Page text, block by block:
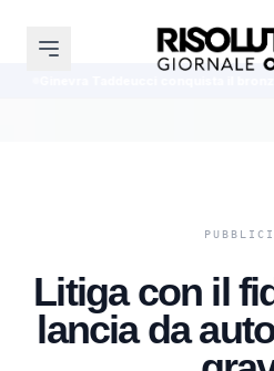
Litiga con il
lancia da